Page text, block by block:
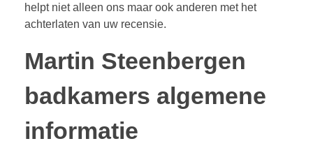
helpt niet alleen ons maar ook anderen met het
achterlaten van uw recensie.
Martin Steenbergen
badkamers algemene
informatie